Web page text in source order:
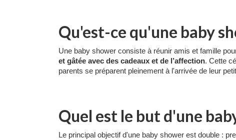
Qu'est-ce qu'une baby
Une baby shower consiste à réunir amis et famille
et gâtée avec des cadeaux et de l’affection. Cette
parents se préparent pleinement à l'arrivée de leur
Quel est le but d'une
Le principal objectif d'une baby shower est double :